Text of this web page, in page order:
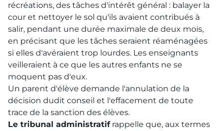
récréations, des tâches d'intérêt général : balayer la
cour et nettoyer le sol qu'ils avaient contribués à
salir, pendant une durée maximale de deux mois,
en précisant que les tâches seraient réaménagées
si elles d'avéraient trop lourdes. Les enseignants
veilleraient à ce que les autres enfants ne se
moquent pas d'eux.
Un parent d'élève demande l'annulation de la
décision dudit conseil et l'effacement de toute
trace de la sanction des élèves.
Le tribunal administratifrappelle que, aux termes